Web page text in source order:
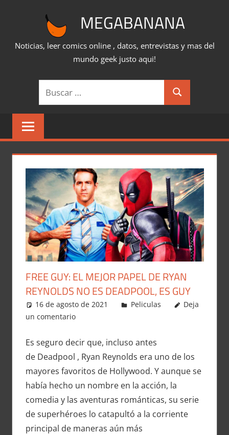
MEGABANANA
Noticias, leer comics online , datos, entrevistas y mas del
mundo geek justo aqui!
Buscar:
Buscar
FREE GUY: EL MEJOR PAPEL DE RYAN
REYNOLDS NO ES DEADPOOL, ES GUY
16 de agosto de 2021 Carlitox Banana
Peliculas
Deja
un comentario
Es seguro decir que, incluso antes
de Deadpool , Ryan Reynolds era uno de los
mayores favoritos de Hollywood. Y aunque se
había hecho un nombre en la acción, la
comedia y las aventuras románticas, su serie
de superhéroes lo catapultó a la corriente
principal de maneras aún más